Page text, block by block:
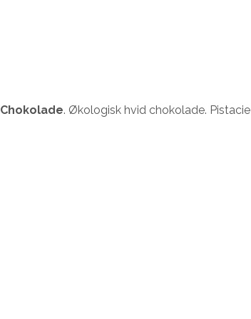
Chokolade. Økologisk hvid chokolade.